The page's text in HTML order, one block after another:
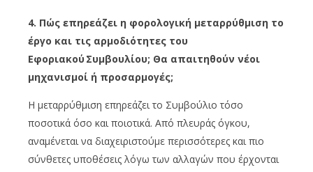
4. Πώς επηρεάζει η φορολογική μεταρρύθμιση το
έργο και τις αρμοδιότητες του
Εφοριακού Συμβουλίου; Θα απαιτηθούν νέοι
μηχανισμοί ή προσαρμογές;
Η μεταρρύθμιση επηρεάζει το Συμβούλιο τόσο
ποσοτικά όσο και ποιοτικά. Από πλευράς όγκου,
αναμένεται να διαχειριστούμε περισσότερες και πιο
σύνθετες υποθέσεις λόγω των αλλαγών που έρχονται